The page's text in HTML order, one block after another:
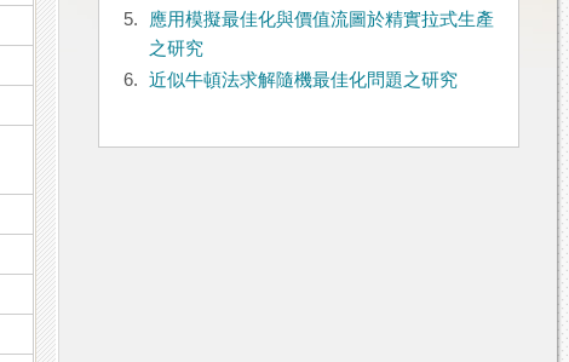
5.
應用模擬最佳化與價值流圖於精實拉式生產
之研究
6.
近似牛頓法求解隨機最佳化問題之研究